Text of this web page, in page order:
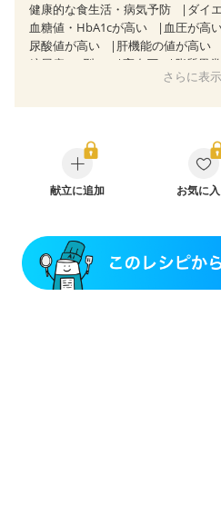
健康的な食生活・病気予防
ダイ
血糖値・HbA1cが高い
血圧が高
尿酸値が高い
肝機能の値が高い
糖尿病（2型）
高血圧 脂質異
心臓弁膜症
糖尿病性腎症（第３期）
CKD（
CKD（ステージ２）
CKD（ステ
CKD（ステージ３b）
乳がん（
飲み込みにくい
妊婦健診・体重増加が気になる（
妊婦健診・血圧が気になる（初期）
さらに表
献立に追加 お気に